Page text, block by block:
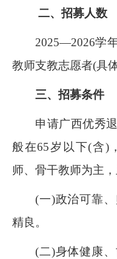
二、招募人数
2025—2026学
教师支教志愿者(具
三、招募条件
申请广西优秀
般在65岁以下(含)
师、骨干教师为主
(一)政治可靠
精良。
(二)身体健康